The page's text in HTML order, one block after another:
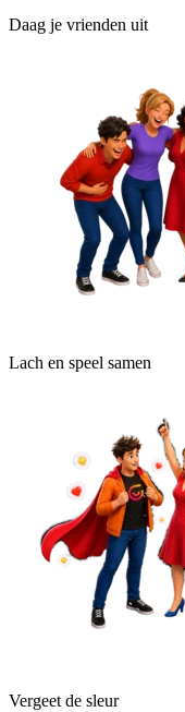
Daag je vrienden uit
Lach en speel samen
Vergeet de sleur